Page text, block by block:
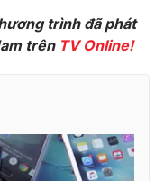
trình đã phát
trên TV Online!